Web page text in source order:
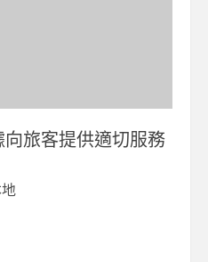
旅客提供適切服務